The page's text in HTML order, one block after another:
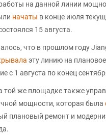
на данной линии
начаты в конце июля
15 августа.
что в прошлом году
эту линию на
с 1 августа по конец
той же площадке также
мощности, которая была
плановый ремонт и